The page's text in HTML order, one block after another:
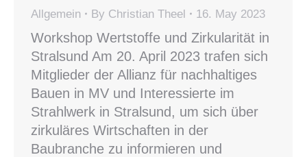
Allgemein By Christian Theel 16. May 2023
Workshop Wertstoffe und Zirkularität in
Stralsund Am 20. April 2023 trafen sich
Mitglieder der Allianz für nachhaltiges
Bauen in MV und Interessierte im
Strahlwerk in Stralsund, um sich über
zirkuläres Wirtschaften in der
Baubranche zu informieren und